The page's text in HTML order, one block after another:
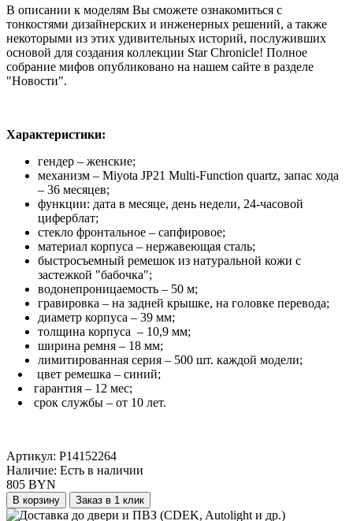
В описании к моделям Вы сможете ознакомиться с
тонкостями дизайнерских и инженерных решений, а также
некоторыми из этих удивительных историй, послуживших
основой для создания коллекции Star Chronicle! Полное
собрание мифов опубликовано на нашем сайте в разделе
"Новости".
Характеристики:
гендер – женские;
механизм – Miyota JP21 Multi-Function quartz, запас хода
– 36 месяцев;
функции: дата в месяце, день недели, 24-часовой
циферблат;
стекло фронтальное – сапфировое;
материал корпуса – нержавеющая сталь;
быстросъемный ремешок из натуральной кожи с
застежкой "бабочка";
водонепроницаемость – 50 м;
гравировка – на задней крышке, на головке перевода;
диаметр корпуса – 39 мм;
толщина корпуса – 10,9 мм;
ширина ремня – 18 мм;
лимитированная серия – 500 шт. каждой модели;
цвет ремешка – синий;
гарантия – 12 мес;
срок службы – от 10 лет.
Артикул: P14152264
Наличие: Есть в наличии
805 BYN
В корзину Заказ в 1 клик